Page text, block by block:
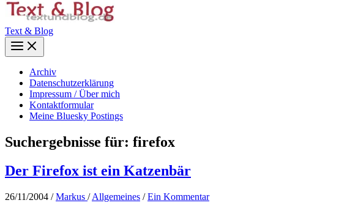
Text & Blog
Main
Menu
Archiv
Datenschutzerklärung
Impressum / Über mich
Kontaktformular
Meine Bluesky Postings
Suchergebnisse für: firefox
Der Firefox ist ein Katzenbär
26/11/2004 /Markus /Allgemeines /Ein Kommentar